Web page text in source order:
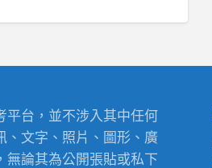
平台，並不涉入其中任何
、文字、照片、圖形、廣
無論其為公開張貼或私下